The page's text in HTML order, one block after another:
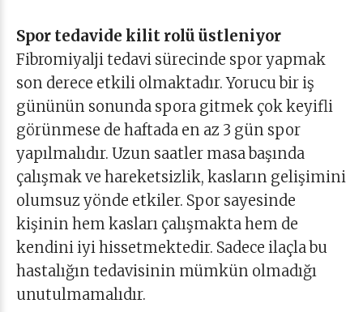
Spor tedavide kilit rolü üstleniyor
Fibromiyalji tedavi sürecinde spor yapmak
son derece etkili olmaktadır. Yorucu bir iş
gününün sonunda spora gitmek çok keyifli
görünmese de haftada en az 3 gün spor
yapılmalıdır. Uzun saatler masa başında
çalışmak ve hareketsizlik, kasların gelişimini
olumsuz yönde etkiler. Spor sayesinde
kişinin hem kasları çalışmakta hem de
kendini iyi hissetmektedir. Sadece ilaçla bu
hastalığın tedavisinin mümkün olmadığı
unutulmamalıdır.